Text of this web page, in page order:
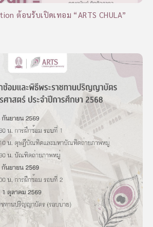
ต้อนรับเปิดเทอม “ARTS CHULA”